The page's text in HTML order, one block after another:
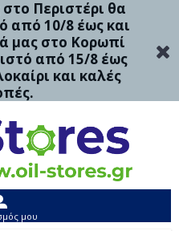
Περιστέρι θα
από 10/8 έως και
μας στο Κορωπί
από 15/8 έως
και καλές
μου